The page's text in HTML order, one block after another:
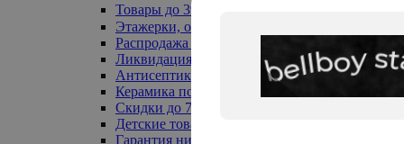
Товары до 399₽
Этажерки, обувницы
Распродажа текстиля до -50%
Ликвидация до -70%
Антисептики
Керамика по 129 руб
Скидки до 70%
Детские товары
Гарантия низкой цены